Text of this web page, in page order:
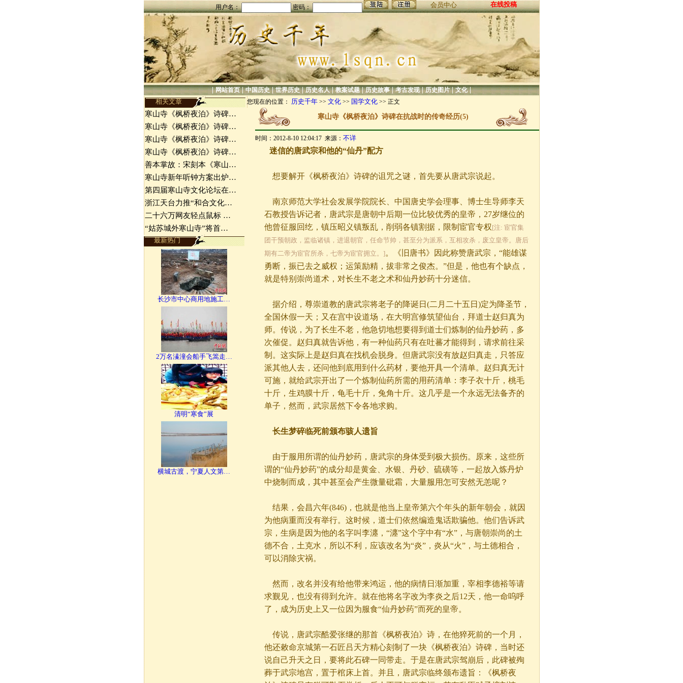
用户名： 密码： 会员中心 在线投稿
|网站首页|中国历史|世界历史|历史名人|教案试题|历史故事|考古发现|历史图片|文化|
相关文章
您现在的位置： 历史千年>> 文化>> 国学文化>> 正文
寒山寺《枫桥夜泊》诗碑…
寒山寺《枫桥夜泊》诗碑…
寒山寺《枫桥夜泊》诗碑…
寒山寺《枫桥夜泊》诗碑…
善本掌故：宋刻本《寒山…
寒山寺新年听钟方案出炉…
第四届寒山寺文化论坛在…
浙江天台力推“和合文化…
二十六万网友轻点鼠标 …
“姑苏城外寒山寺”将首…
最新热门
长沙市中心商用地施工…
2万名溱潼会船手飞篙走…
清明“寒食”展
横城古渡，宁夏人文第…
寒山寺《枫桥夜泊》诗碑在抗战时的传奇经历(5)
时间：2012-8-10 12:04:17 来源： 不详
迷信的唐武宗和他的“仙丹”配方
想要解开《枫桥夜泊》诗碑的诅咒之谜，首先要从唐武宗说起。
南京师范大学社会发展学院院长、中国唐史学会理事、博士生导师李天
石教授告诉记者，唐武宗是唐朝中后期一位比较优秀的皇帝，27岁继位的
他曾征服回纥，镇压昭义镇叛乱，削弱各镇割据，限制宦官专权[注: 宦官集
团干预朝政，监临诸镇，进退朝官，任命节帅，甚至分为派系，互相攻杀，废立皇帝。唐后
期有二帝为宦官所杀，七帝为宦官拥立。]。《旧唐书》因此称赞唐武宗，“能雄谋
勇断，振已去之威权；运策励精，拔非常之俊杰。”但是，他也有个缺点，
就是特别崇尚道术，对长生不老之术和仙丹妙药十分迷信。
据介绍，尊崇道教的唐武宗将老子的降诞日(二月二十五日)定为降圣节，
全国休假一天；又在宫中设道场，在大明宫修筑望仙台，拜道士赵归真为
师。传说，为了长生不老，他急切地想要得到道士们炼制的仙丹妙药，多
次催促。赵归真就告诉他，有一种仙药只有在吐蕃才能得到，请求前往采
制。这实际上是赵归真在找机会脱身。但唐武宗没有放赵归真走，只答应
派其他人去，还问他到底用到什么药材，要他开具一个清单。赵归真无计
可施，就给武宗开出了一个炼制仙药所需的用药清单：李子衣十斤，桃毛
十斤，生鸡膜十斤，龟毛十斤，兔角十斤。这几乎是一个永远无法备齐的
单子，然而，武宗居然下令各地求购。
长生梦碎临死前颁布骇人遗旨
由于服用所谓的仙丹妙药，唐武宗的身体受到极大损伤。原来，这些所
谓的“仙丹妙药”的成分却是黄金、水银、丹砂、硫磺等，一起放入炼丹炉
中烧制而成，其中甚至会产生微量砒霜，大量服用怎可安然无恙呢？
结果，会昌六年(846)，也就是他当上皇帝第六个年头的新年朝会，就因
为他病重而没有举行。这时候，道士们依然编造鬼话欺骗他。他们告诉武
宗，生病是因为他的名字叫李瀍，“瀍”这个字中有“水”，与唐朝崇尚的土
德不合，土克水，所以不利，应该改名为“炎”，炎从“火”，与土德相合，
可以消除灾祸。
然而，改名并没有给他带来鸿运，他的病情日渐加重，宰相李德裕等请
求觐见，也没有得到允许。就在他将名字改为李炎之后12天，他一命呜呼
了，成为历史上又一位因为服食“仙丹妙药”而死的皇帝。
传说，唐武宗酷爱张继的那首《枫桥夜泊》诗，在他猝死前的一个月，
他还敕命京城第一石匠吕天方精心刻制了一块《枫桥夜泊》诗碑，当时还
说自己升天之日，要将此石碑一同带走。于是在唐武宗驾崩后，此碑被殉
葬于武宗地宫，置于棺床上首。并且，唐武宗临终颁布遗旨：《枫桥夜